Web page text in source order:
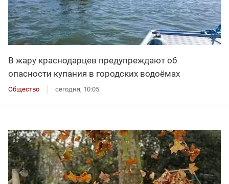
В жару краснодарцев предупреждают об
опасности купания в городских водоёмах
Общество сегодня, 10:05